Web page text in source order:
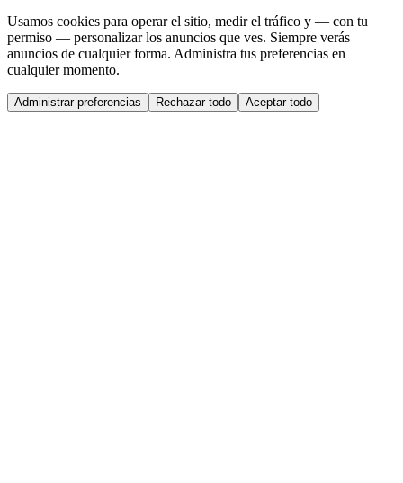
Usamos cookies para operar el sitio, medir el tráfico y — con tu
permiso — personalizar los anuncios que ves. Siempre verás
anuncios de cualquier forma. Administra tus preferencias en
cualquier momento.
Administrar preferencias Rechazar todo Aceptar todo